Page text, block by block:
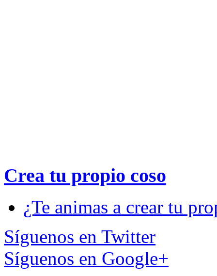
Crea tu propio coso
¿Te animas a crear tu
Síguenos en Twitter
Síguenos en Google+